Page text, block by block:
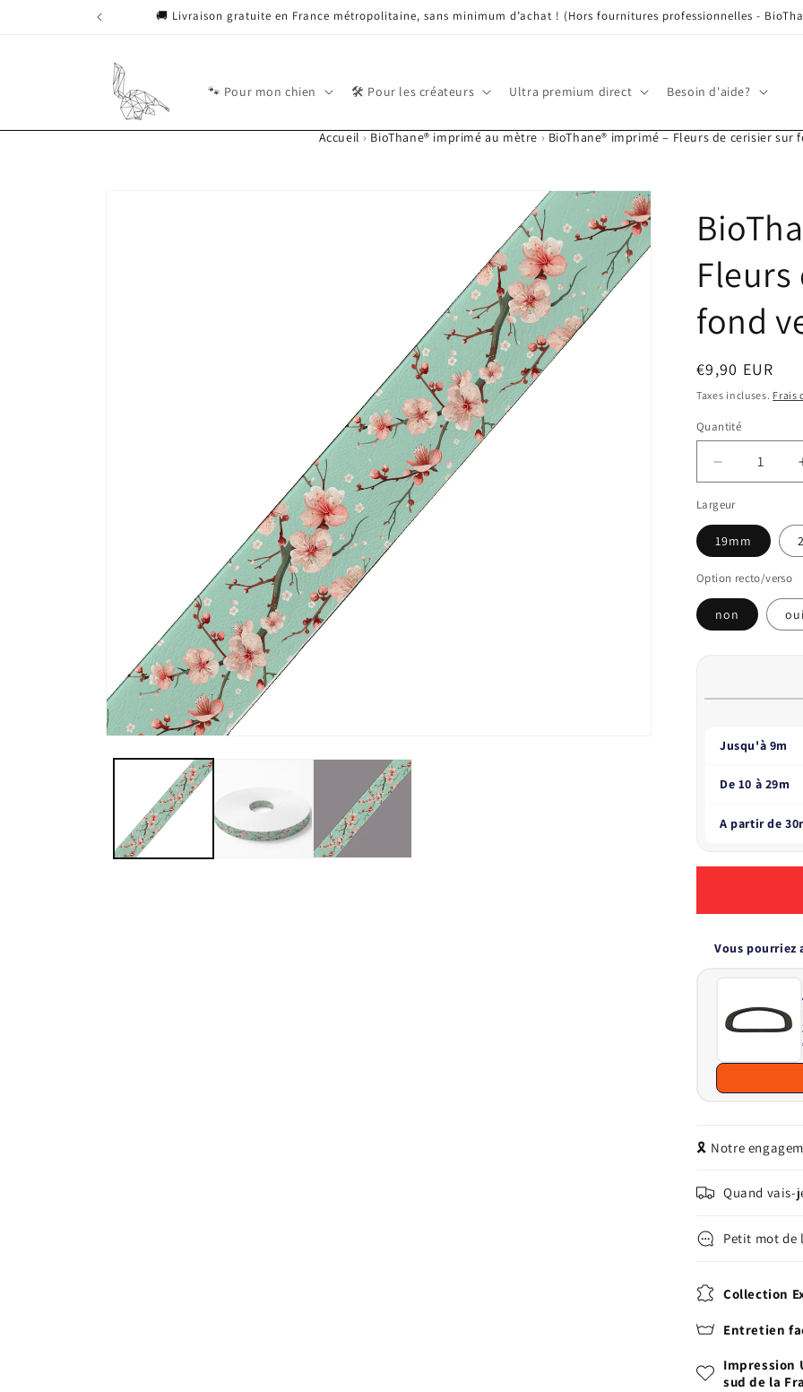
Ignorer et passer
🚚 Livraison gratuite en France métropolitaine, sans minimum d’achat ! (Hors fournitures professionnelles -
🐾 Pour mon chien 🛠 Pour les créateurs Ultra premium direct Besoin d'aide?
Accueil › BioThane® imprimé au mètre › BioThane® imprimé – Fleurs de cerisier sur
fond
Prix
habituel
€9,90 EUR
Taxes incluses. Frais
Quantité
Réduire
la
quantité
de
BioThane®
–
Fleurs
de
vert
Largeur
19mm
Option recto/verso
non oui
Jusqu'à 9m
De 10 à 29m
A partir de
Vous pourriez
🎗️ Notre
Quand vais-
Petit mot de
Collection
Entretien
Impression
sud de la